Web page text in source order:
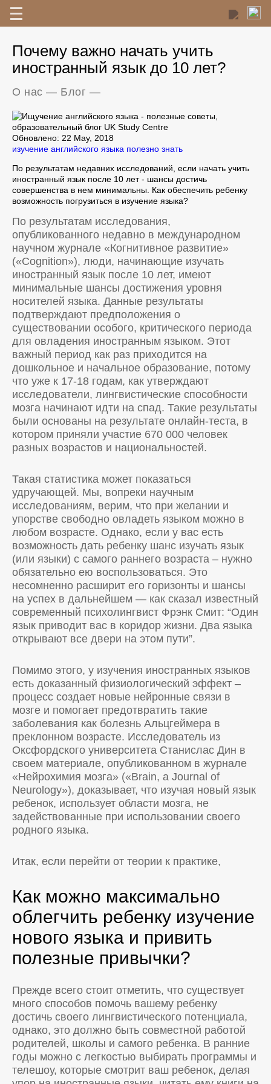
Почему важно начать учить
иностранный язык до 10 лет?
О нас — Блог —
Обновлено: 22 May, 2018
изучение английского языка полезно знать
По результатам недавних исследований, если начать учить
иностранный язык после 10 лет - шансы достичь
совершенства в нем минимальны. Как обеспечить ребенку
возможность погрузиться в изучение языка?
По результатам исследования,
опубликованного недавно в международном
научном журнале «Когнитивное развитие»
(«Cognition»), люди, начинающие изучать
иностранный язык после 10 лет, имеют
минимальные шансы достижения уровня
носителей языка. Данные результаты
подтверждают предположения о
существовании особого, критического периода
для овладения иностранным языком. Этот
важный период как раз приходится на
дошкольное и начальное образование, потому
что уже к 17-18 годам, как утверждают
исследователи, лингвистические способности
мозга начинают идти на спад. Такие результаты
были основаны на результате онлайн-теста, в
котором приняли участие 670 000 человек
разных возрастов и национальностей.
Такая статистика может показаться
удручающей. Мы, вопреки научным
исследованиям, верим, что при желании и
упорстве свободно овладеть языком можно в
любом возрасте. Однако, если у вас есть
возможность дать ребенку шанс изучать язык
(или языки) с самого раннего возраста – нужно
обязательно ею воспользоваться. Это
несомненно расширит его горизонты и шансы
на успех в дальнейшем — как сказал известный
современный психолингвист Фрэнк Смит: “Один
язык приводит вас в коридор жизни. Два языка
открывают все двери на этом пути”.
Помимо этого, у изучения иностранных языков
есть доказанный физиологический эффект –
процесс создает новые нейронные связи в
мозге и помогает предотвратить такие
заболевания как болезнь Альцгеймера в
преклонном возрасте. Исследователь из
Оксфордского университета Станислас Дин в
своем материале, опубликованном в журнале
«Нейрохимия мозга» («Brain, a Journal of
Neurology»), доказывает, что изучая новый язык
ребенок, использует области мозга, не
задействованные при использовании своего
родного языка.
Итак, если перейти от теории к практике,
Как можно максимально
облегчить ребенку изучение
нового языка и привить
полезные привычки?
Прежде всего стоит отметить, что существует
много способов помочь вашему ребенку
достичь своего лингвистического потенциала,
однако, это должно быть совместной работой
родителей, школы и самого ребенка. В ранние
годы можно с легкостью выбирать программы и
телешоу, которые смотрит ваш ребенок, делая